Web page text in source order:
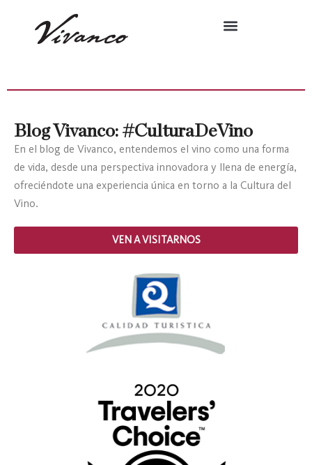
Blog Vivanco: #CulturaDeVino
En el blog de Vivanco, entendemos el vino como una forma
de vida, desde una perspectiva innovadora y llena de energía,
ofreciéndote una experiencia única en torno a la Cultura del
Vino.
VEN A VISITARNOS